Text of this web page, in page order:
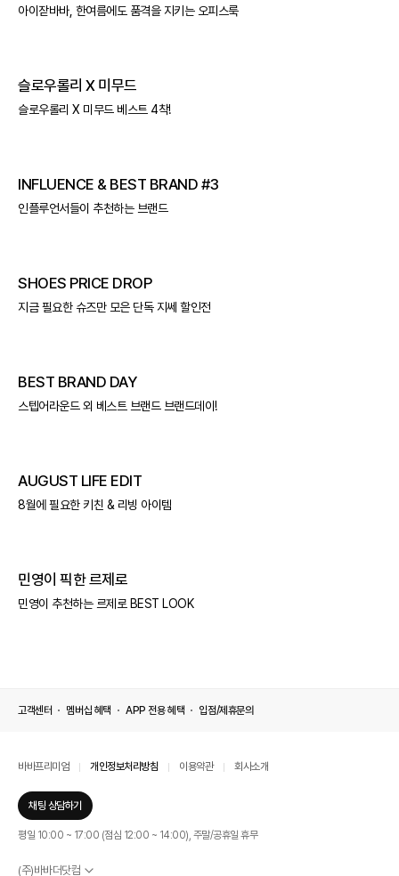
아이잗바바, 한여름에도 품격을 지키는 오피스룩
슬로우롤리 X 미무드
슬로우롤리 X 미무드 베스트 4착!
INFLUENCE & BEST BRAND #3
인플루언서들이 추천하는 브랜드
SHOES PRICE DROP
지금 필요한 슈즈만 모은 단독 지쎄 할인전
BEST BRAND DAY
스텝어라운드 외 베스트 브랜드 브랜드데이!
AUGUST LIFE EDIT
8월에 필요한 키친 & 리빙 아이템
민영이 픽한 르제로
민영이 추천하는 르제로 BEST LOOK
고객센터 멤버십 혜택 APP 전용 혜택 입점/제휴문의
바바프리미엄 개인정보처리방침 이용약관 회사소개
채팅 상담하기
평일 10:00 ~ 17:00 (점심 12:00 ~ 14:00), 주말/공휴일 휴무
(주)바바더닷컴